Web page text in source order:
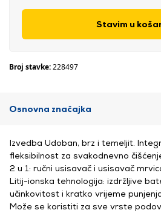
Stavim u
Broj stavke:228497
Osnovna značajka
Izvedba Udoban, brz i temeljit.
fleksibilnost za svakodnevno
2 u 1: ručni usisavač i usisavač
Litij-ionska tehnologija: izdržljive
učinkovitost i kratko vrijeme
Može se koristiti za sve vrste